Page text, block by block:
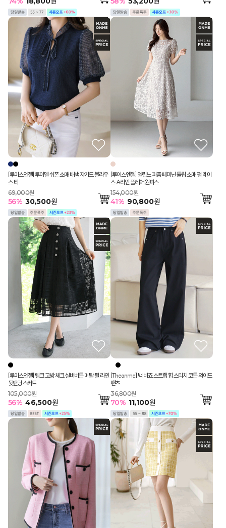
[루이스엔젤] 루이델 쉬폰 소매 배색 쟈가드 블라우
스 티
69,000원
56% 30,500원
[루이스엔젤] 엘린느 퍼퓸 페미닌 튤립 소매 펄 레이
스 A라인 플레어 원피스
154,000원
41% 90,800원
[루이스엔젤] 렐크 고방 체크 실버버튼 메탈 펄 라인
뒷밴딩 스커트
105,000원
56% 46,500원
[Theonme] 백 비죠 스트랩 힙 스티치 코튼 와이드
팬츠
36,800원
70% 11,100원